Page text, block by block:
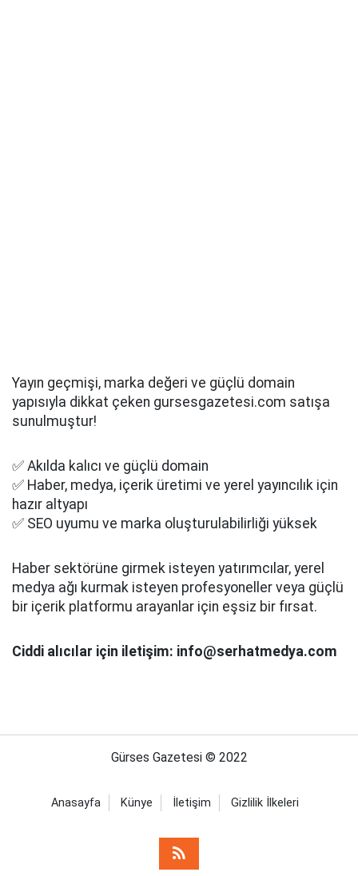
Yayın geçmişi, marka değeri ve güçlü domain
yapısıyla dikkat çeken gursesgazetesi.com satışa
sunulmuştur!
✅ Akılda kalıcı ve güçlü domain
✅ Haber, medya, içerik üretimi ve yerel yayıncılık için
hazır altyapı
✅ SEO uyumu ve marka oluşturulabilirliği yüksek
Haber sektörüne girmek isteyen yatırımcılar, yerel
medya ağı kurmak isteyen profesyoneller veya güçlü
bir içerik platformu arayanlar için eşsiz bir fırsat.
Ciddi alıcılar için iletişim: info@serhatmedya.com
Gürses Gazetesi © 2022
Anasayfa Künye İletişim Gizlilik İlkeleri